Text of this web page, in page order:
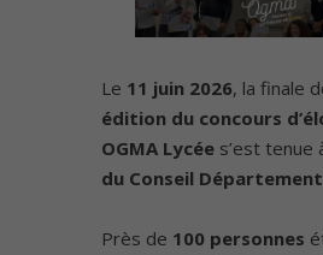
Le 11 juin 2026, la finale
édition du concours
OGMA Lycée s’est tenue
du Conseil
Près de 100 personnes